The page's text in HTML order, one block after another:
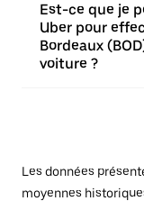
Est-ce que je
Uber pour
Bordeaux
voiture ?
Les données
moyennes